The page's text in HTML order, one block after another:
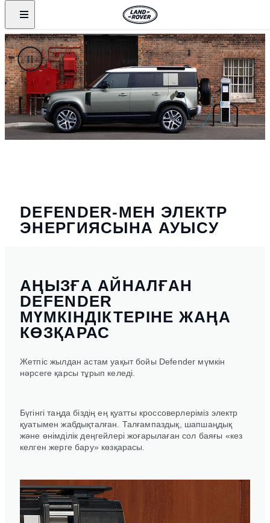
DEFENDER-МЕН ЭЛЕКТР
ЭНЕРГИЯСЫНА АУЫСУ
АҢЫЗҒА АЙНАЛҒАН
DEFENDER
МҮМКІНДІКТЕРІНЕ ЖАҢА
КӨЗҚАРАС
Жетпіс жылдан астам уақыт бойы Defender мүмкін
нәрсеге қарсы тұрып келеді.
Бүгінгі таңда біздің ең қуатты кроссоверлеріміз электр
қуатымен жабдықталған. Талғампаздық, шапшаңдық
және өнімділік деңгейлері жоғарылаған сол баяғы «кез
келген жерге бару» көзқарасы.